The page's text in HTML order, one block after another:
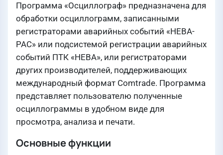
Программа «Осциллограф» предназначена для
обработки осциллограмм, записанными
регистраторами аварийных событий «НЕВА-
РАС» или подсистемой регистрации аварийных
событий ПТК «НЕВА», или регистраторами
других производителей, поддерживающих
международный формат Comtrade. Программа
представляет пользователю полученные
осциллограммы в удобном виде для
просмотра, анализа и печати.
Основные функции